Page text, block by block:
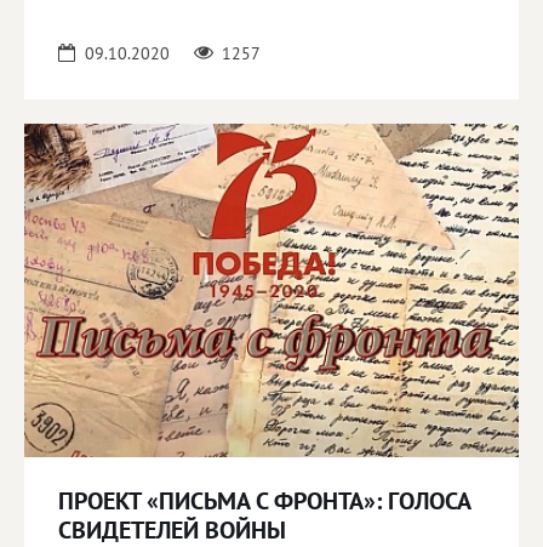
09.10.2020 1257
ПРОЕКТ «ПИСЬМА С ФРОНТА»: ГОЛОСА
СВИДЕТЕЛЕЙ ВОЙНЫ